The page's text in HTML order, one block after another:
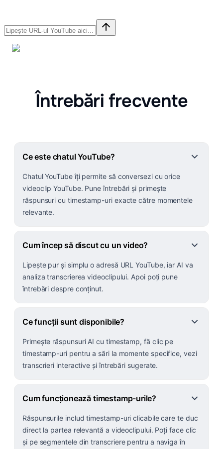
Întrebări frecvente
Ce este chatul YouTube?
Chatul YouTube îți permite să conversezi cu orice
videoclip YouTube. Pune întrebări și primește
răspunsuri cu timestamp-uri exacte către momentele
relevante.
Cum încep să discut cu un video?
Lipește pur și simplu o adresă URL YouTube, iar AI va
analiza transcrierea videoclipului. Apoi poți pune
întrebări despre conținut.
Ce funcții sunt disponibile?
Primește răspunsuri AI cu timestamp, fă clic pe
timestamp-uri pentru a sări la momente specifice, vezi
transcrieri interactive și întrebări sugerate.
Cum funcționează timestamp-urile?
Răspunsurile includ timestamp-uri clicabile care te duc
direct la partea relevantă a videoclipului. Poți face clic
și pe segmentele din transcriere pentru a naviga în